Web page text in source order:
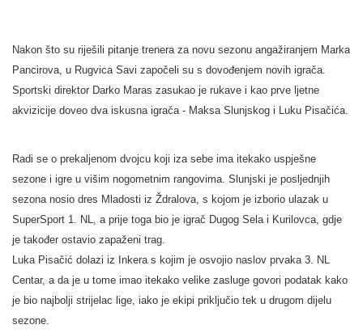
Nakon što su riješili pitanje trenera za novu sezonu angažiranjem Marka
Pancirova, u Rugvica Savi započeli su s dovođenjem novih igrača.
Sportski direktor Darko Maras zasukao je rukave i kao prve ljetne
akvizicije doveo dva iskusna igrača - Maksa Slunjskog i Luku Pisačića.
Radi se o prekaljenom dvojcu koji iza sebe ima itekako uspješne
sezone i igre u višim nogometnim rangovima. Slunjski je posljednjih
sezona nosio dres Mladosti iz Ždralova, s kojom je izborio ulazak u
SuperSport 1. NL, a prije toga bio je igrač Dugog Sela i Kurilovca, gdje
je također ostavio zapaženi trag.
Luka Pisačić dolazi iz Inkera s kojim je osvojio naslov prvaka 3. NL
Centar, a da je u tome imao itekako velike zasluge govori podatak kako
je bio najbolji strijelac lige, iako je ekipi priključio tek u drugom dijelu
sezone.